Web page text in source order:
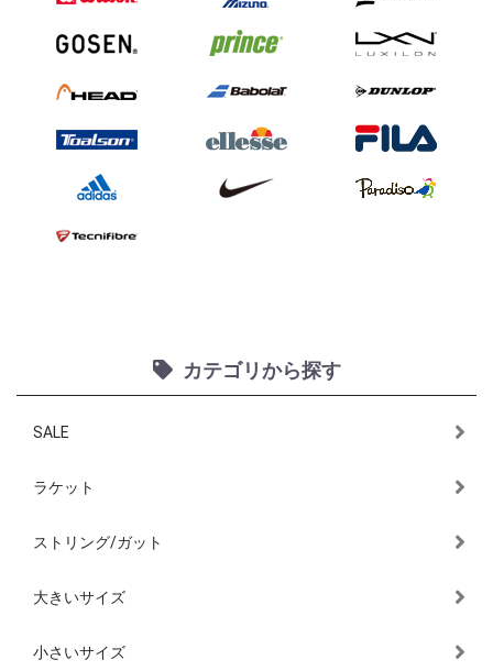
カテゴリから探す
SALE
ラケット
ストリング/ガット
大きいサイズ
小さいサイズ